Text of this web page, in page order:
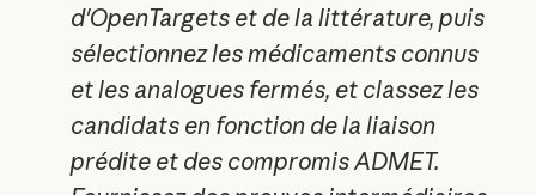
d'OpenTargets et de la littérature, puis
sélectionnez les médicaments connus
et les analogues fermés, et classez les
candidats en fonction de la liaison
prédite et des compromis ADMET.